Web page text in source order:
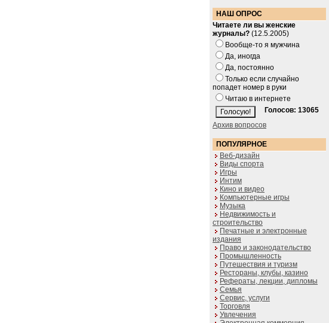
НАШ ОПРОС
Читаете ли вы женские
журналы? (12.5.2005)
Вообще-то я мужчина
Да, иногда
Да, постоянно
Только если случайно
попадет номер в руки
Читаю в интернете
Голосов: 13065
Архив вопросов
ПОПУЛЯРНОЕ
Веб-дизайн
Виды спорта
Игры
Интим
Кино и видео
Компьютерные игры
Музыка
Недвижимость и
строительство
Печатные и электронные
издания
Право и законодательство
Промышленность
Путешествия и туризм
Рестораны, клубы, казино
Рефераты, лекции, дипломы
Семья
Сервис, услуги
Торговля
Увлечения